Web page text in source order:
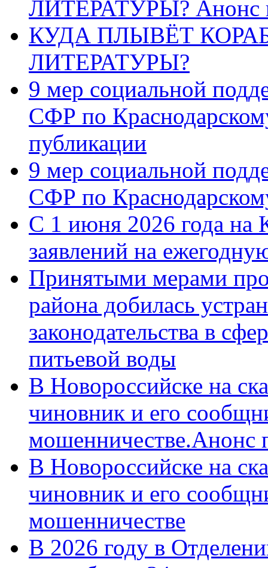
ЛИТЕРАТУРЫ? Анонс
КУДА ПЛЫВЁТ
ЛИТЕРАТУРЫ?
9 мер социальной
СФР по
публикации
9 мер социальной
СФР по
С 1 июня 2026 года на
заявлений на
Принятыми мерами
района добилась
законодательства в
питьевой воды
В Новороссийске на
чиновник и его
мошенничестве.Анонс
В Новороссийске на
чиновник и его
мошенничестве
В 2026 году в